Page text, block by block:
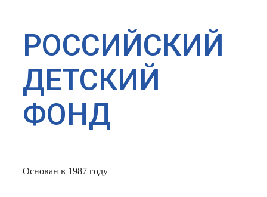
РОССИЙСКИЙ
ДЕТСКИЙ
ФОНД
Основан в 1987 году